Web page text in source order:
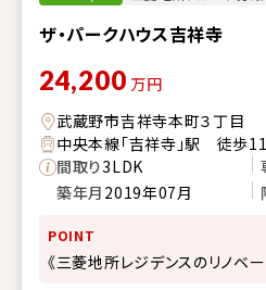
ザ・パークハウス吉祥寺
24,200 万円
武蔵野市吉祥寺本町３丁目
中央本線「吉祥寺」駅 徒歩
間取り3LDK
築年月 2019年07月
POINT
《三菱地所レジデンスのリノベー